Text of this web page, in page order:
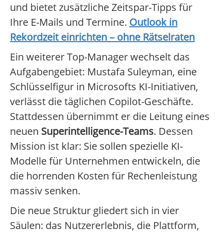
und bietet zusätzliche Zeitspar-Tipps für
Ihre E-Mails und Termine. Outlook in
Rekordzeit einrichten – ohne Rätselraten
Ein weiterer Top-Manager wechselt das
Aufgabengebiet: Mustafa Suleyman, eine
Schlüsselfigur in Microsofts KI-Initiativen,
verlässt die täglichen Copilot-Geschäfte.
Stattdessen übernimmt er die Leitung eines
neuen Superintelligence-Teams. Dessen
Mission ist klar: Sie sollen spezielle KI-
Modelle für Unternehmen entwickeln, die
die horrenden Kosten für Rechenleistung
massiv senken.
Die neue Struktur gliedert sich in vier
Säulen: das Nutzererlebnis, die Plattform,